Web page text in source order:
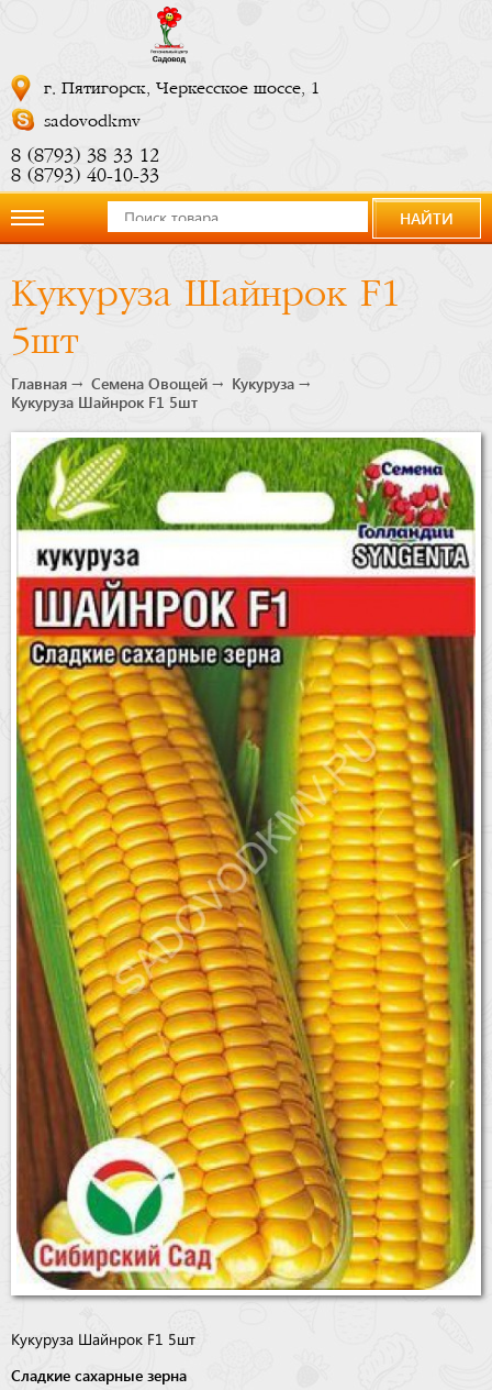
г. Пятигорск, Черкесское шоссе, 1
sadovodkmv
8 (8793) 38 33 12
8 (8793) 40-10-33
компании
Купить
сейчас
Бренды
Доставка
Оптовикам
НАЙТИ
Кукуруза Шайнрок F1
5шт
Главная Семена Овощей
Кукуруза
Кукуруза Шайнрок F1 5шт
Кукуруза Шайнрок F1 5шт
Сладкие сахарные зерна